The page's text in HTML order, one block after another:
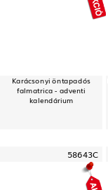
Karácsonyi öntapadós
falmatrica - adventi
kalendárium
58643C